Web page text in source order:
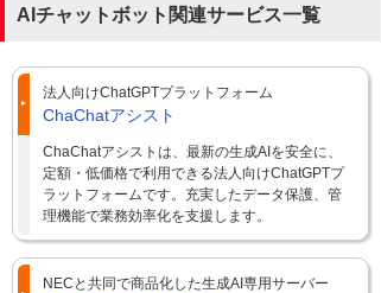
AIチャットボット関連サービス一覧
法人向けChatGPTプラットフォーム
ChaChatアシスト
ChaChatアシストは、最新の生成AIを安全に、
定額・低価格で利用できる法人向けChatGPTプ
ラットフォームです。充実したデータ保護、管
理機能で業務効率化を支援します。
NECと共同で商品化した生成AI専用サーバー